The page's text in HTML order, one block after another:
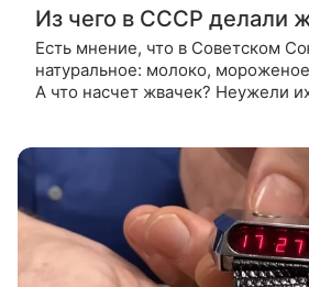
Из чего в СССР делали
Есть мнение, что в Советском
натуральное: молоко,
А что насчет жвачек? Неужели